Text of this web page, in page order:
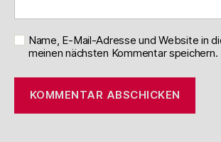
Name, E-Mail-Adresse und Website in
meinen nächsten Kommentar speichern.